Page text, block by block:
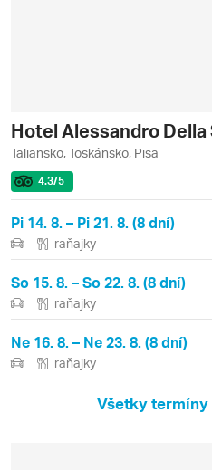
Hotel Alessandro Della
Taliansko, Toskánsko, Pisa
4.3/5
Pi 14. 8. – Pi 21. 8. (8 dní)
raňajky
So 15. 8. – So 22. 8. (8 dní)
raňajky
Ne 16. 8. – Ne 23. 8. (8 dní)
raňajky
Všetky termíny